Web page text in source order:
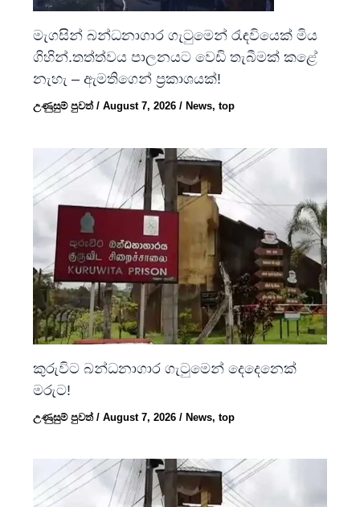
මැගසින් බන්ධනාගාර ගැටුමෙන් රැඳවියෙක් මිය
ගිහින්.තත්ත්වය පාලනයට වෙඩි තැබීමක් කළේ
නැහැ – ඇමතිගෙන් ප්‍රකාශයක්!
උණුසුම් පුවත්/August 7, 2026/ News,top
කුරුවිට බන්ධනාගාර ගැටුමෙන් දෙදෙනෙක්
මරුට!
උණුසුම් පුවත්/August 7, 2026/ News,top